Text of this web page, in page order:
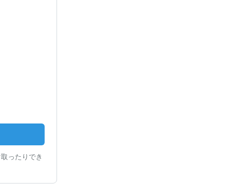
ったりでき